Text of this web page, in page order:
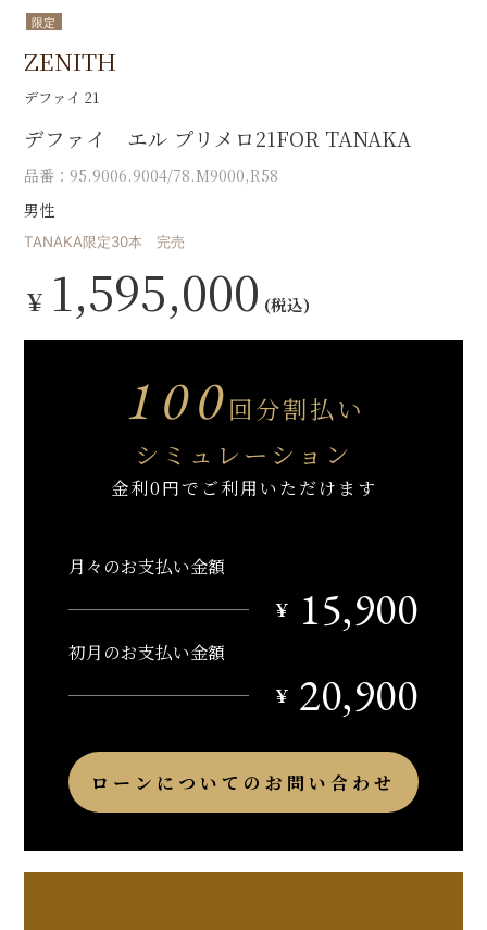
限定
ZENITH
デファイ 21
デファイ エル プリメロ21FOR TANAKA
品番：95.9006.9004/78.M9000,R58
男性
TANAKA限定30本 完売
￥ 1,595,000 (税込)
100回分割払い
シミュレーション
金利0円でご利用いただけます
月々のお支払い金額
￥
15,900
初月のお支払い金額
￥ 20,900
ローンについてのお問い合わせ